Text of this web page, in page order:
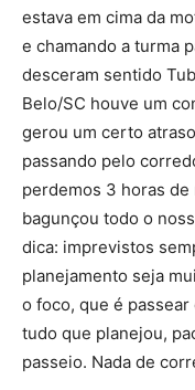
estava em cima da
e chamando a turma
desceram sentido
Belo/SC houve um
gerou um certo
passando pelo
perdemos 3 horas
bagunçou todo o
dica: imprevistos
planejamento seja
o foco, que é
tudo que planejou,
passeio. Nada de